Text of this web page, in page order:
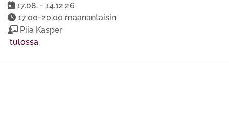
17.08. - 14.12.26
17:00-20:00 maanantaisin
Piia Kasper
tulossa